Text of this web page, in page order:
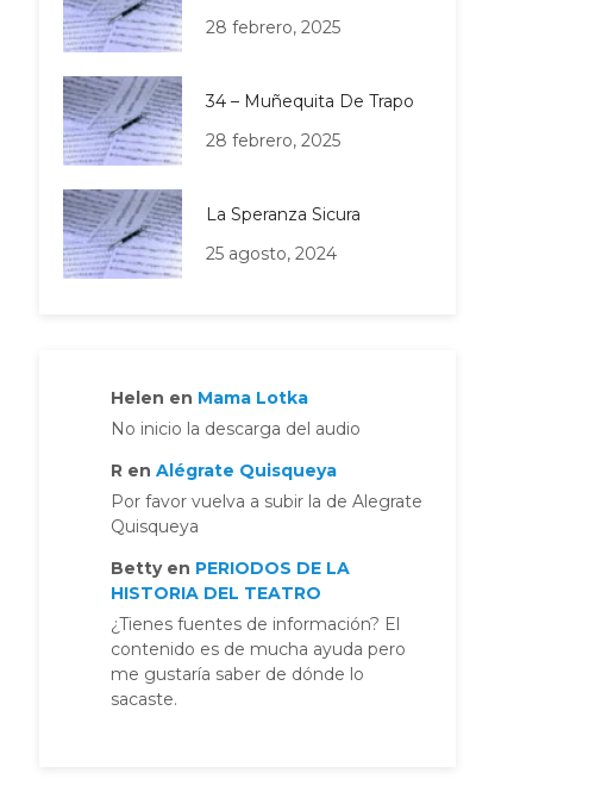
28 febrero, 2025
34 – Muñequita De Trapo
28 febrero, 2025
La Speranza Sicura
25 agosto, 2024
Helen en Mama Lotka
No inicio la descarga del audio
R en Alégrate Quisqueya
Por favor vuelva a subir la de Alegrate
Quisqueya
Bettyen PERIODOS DE LA
HISTORIA DEL TEATRO
¿Tienes fuentes de información? El
contenido es de mucha ayuda pero
me gustaría saber de dónde lo
sacaste.